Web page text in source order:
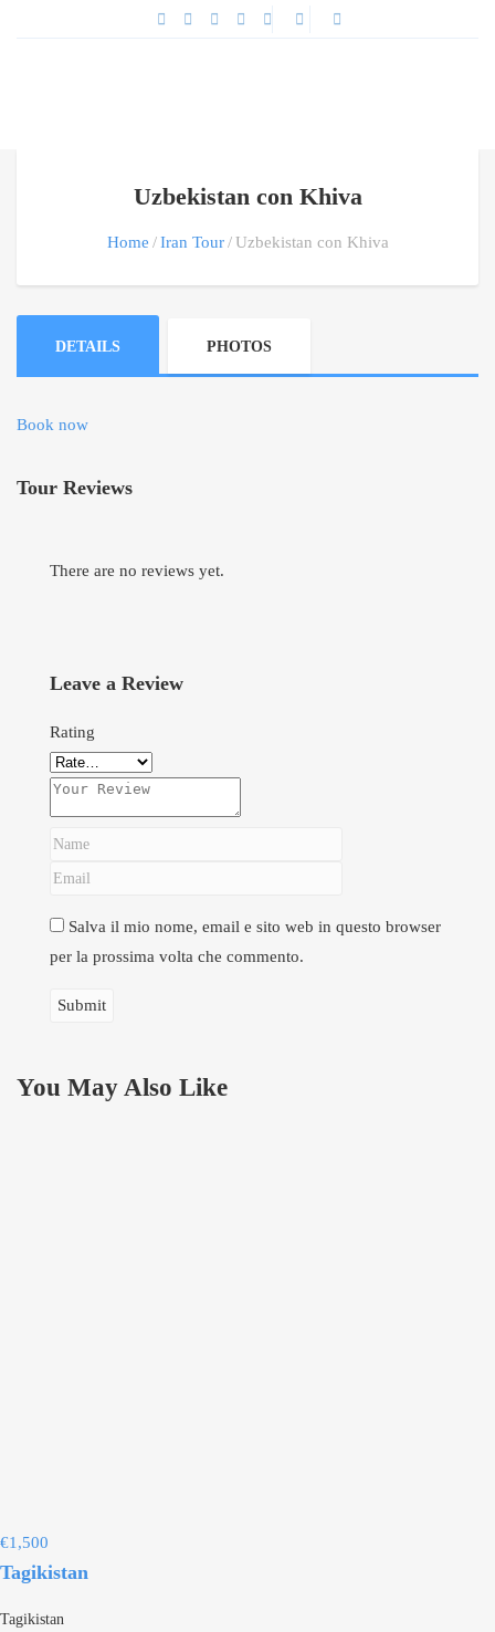
Uzbekistan con Khiva
Home Iran Tour Uzbekistan con Khiva
DETAILS PHOTOS
Book now
Tour Reviews
There are no reviews yet.
Leave a Review
Rating
Salva il mio nome, email e sito web in questo browser
per la prossima volta che commento.
You May Also Like
€1,500
Tagikistan
Tagikistan